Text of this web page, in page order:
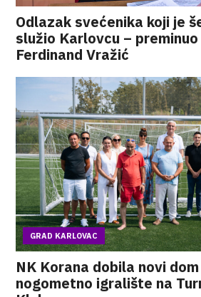
Odlazak svećenika koji je
služio Karlovcu – preminuo
Ferdinand Vražić
GRAD KARLOVAC
NK Korana dobila novi
nogometno igralište na